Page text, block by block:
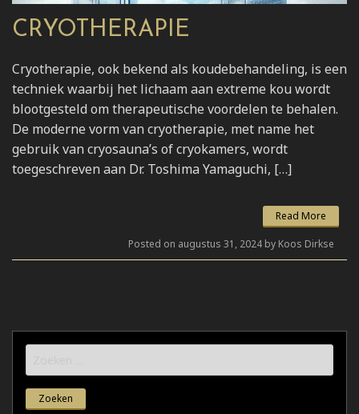
CRYOTHERAPIE
Cryotherapie, ook bekend als koudebehandeling, is een
techniek waarbij het lichaam aan extreme kou wordt
blootgesteld om therapeutische voordelen te behalen.
De moderne vorm van cryotherapie, met name het
gebruik van cryosauna’s of cryokamers, wordt
toegeschreven aan Dr. Toshima Yamaguchi, […]
Read More
Posted on augustus 31, 2024 by Koos Dirkse
naar: